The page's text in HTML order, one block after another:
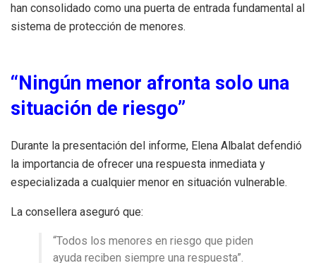
han consolidado como una puerta de entrada fundamental al
sistema de protección de menores.
“Ningún menor afronta solo una
situación de riesgo”
Durante la presentación del informe, Elena Albalat defendió
la importancia de ofrecer una respuesta inmediata y
especializada a cualquier menor en situación vulnerable.
La consellera aseguró que:
“Todos los menores en riesgo que piden
ayuda reciben siempre una respuesta”.